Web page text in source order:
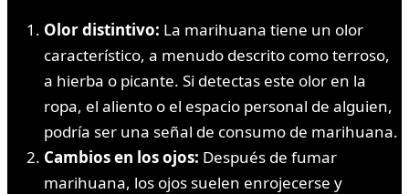
Olor distintivo: La marihuana tiene un olor
característico, a menudo descrito como terroso,
a hierba o picante. Si detectas este olor en la
ropa, el aliento o el espacio personal de alguien,
podría ser una señal de consumo de marihuana.
Cambios en los ojos: Después de fumar
marihuana, los ojos suelen enrojecerse y